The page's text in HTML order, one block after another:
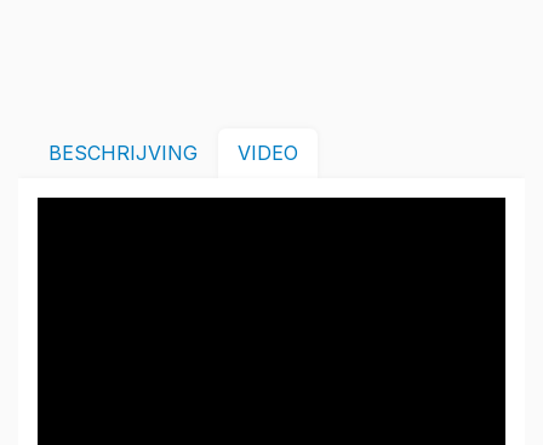
BESCHRIJVING VIDEO